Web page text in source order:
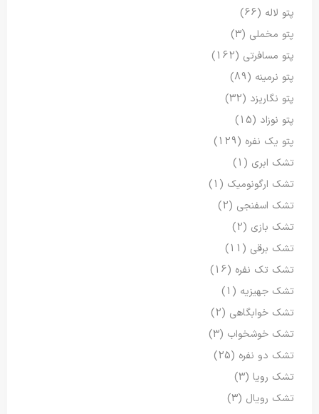
پتو لاله (66)
پتو مخملی (3)
پتو مسافرتی (162)
پتو نرمینه (89)
پتو نگاریزد (32)
پتو نوزاد (15)
پتو یک نفره (129)
تشک ابری (1)
تشک ارگونومیک (1)
تشک اسفنجی (2)
تشک بازی (2)
تشک برقی (11)
تشک تک نفره (16)
تشک جهیزیه (1)
تشک خوابگاهی (2)
تشک خوشخواب (3)
تشک دو نفره (25)
تشک رویا (3)
تشک رویال (3)